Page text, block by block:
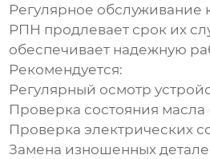
Регулярное обслуживание
РПН продлевает срок их
обеспечивает надежную
Рекомендуется:
Регулярный осмотр
Проверка состояния
Проверка электрических
Замена изношенных